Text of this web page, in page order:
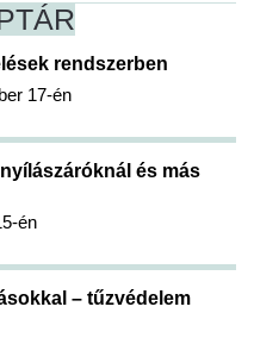
rendszerben
17-én
és más
én
– tűzvédelem